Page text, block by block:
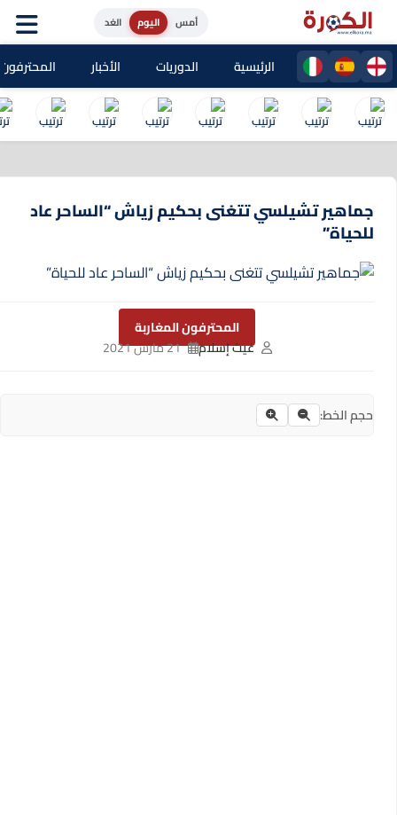
اليوم الغد
الرئيسية الدوريات الأخبار المحترفون
جماهير تشيلسي تتغنى بحكيم زياش “الساحر عاد
للحياة”
المحترفون المغاربة
غيث إسلام
21 مارس 2021
حجم الخط: